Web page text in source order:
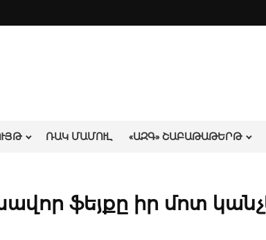
ՌԱԿ ՄԱՄՈՒԼ «ԱԶԳ» ՇԱԲԱԹԱԹԵՐԹ
ֆեյքը իր մոտ